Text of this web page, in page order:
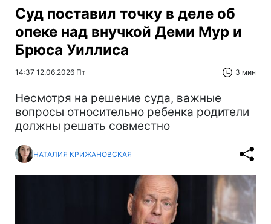
Суд поставил точку в деле об
опеке над внучкой Деми Мур и
Брюса Уиллиса
14:37 12.06.2026 Пт 3 мин
Несмотря на решение суда, важные
вопросы относительно ребенка родители
должны решать совместно
НАТАЛИЯ КРИЖАНОВСКАЯ